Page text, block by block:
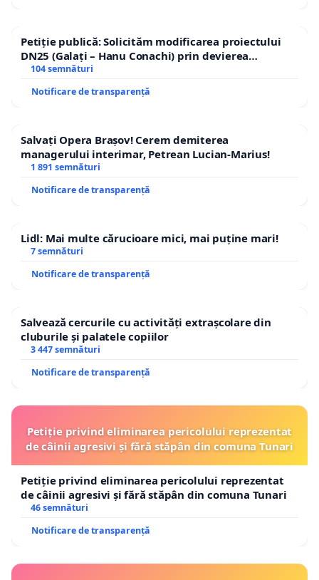
Petiție publică: Solicităm modificarea proiectului
DN25 (Galați – Hanu Conachi) prin devierea
traseului în afara localităților!
104 semnături
Notificare de transparență
Salvați Opera Brașov! Cerem demiterea
managerului interimar, Petrean Lucian-Marius!
1 891 semnături
Notificare de transparență
Lidl: Mai multe cărucioare mici, mai puține mari!
7 semnături
Notificare de transparență
Salvează cercurile cu activități extrașcolare din
cluburile și palatele copiilor
3 447 semnături
Notificare de transparență
Petiție privind eliminarea pericolului reprezentat
de câinii agresivi și fără stăpân din comuna Tunari
Petiție privind eliminarea pericolului reprezentat
de câinii agresivi și fără stăpân din comuna Tunari
46 semnături
Notificare de transparență